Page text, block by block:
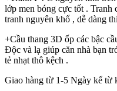
lớp men bóng cực tốt . Tranh
tranh nguyên khổ , dễ dàng
+Cầu thang 3D ốp các bậc
Độc và lạ giúp căn nhà bạn
tẻ nhạt thô kệch .
Giao hàng từ 1-5 Ngày kể từ